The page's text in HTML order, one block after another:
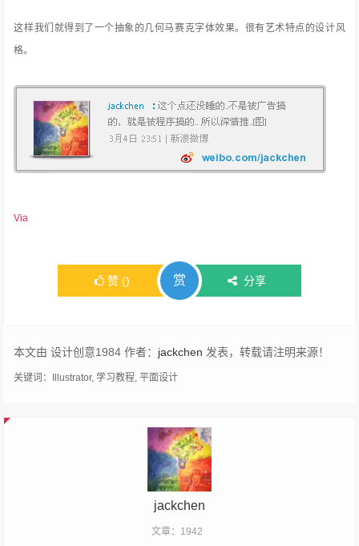
这样我们就得到了一个抽象的几何马赛克字体效果。很有艺术特点的设计风
格。
Via
赞 () 赏 分享
本文由 设计创意1984 作者： jackchen 发表，转载请注明来源！
关键词： Illustrator,学习教程,平面设计
jackchen
文章：1942